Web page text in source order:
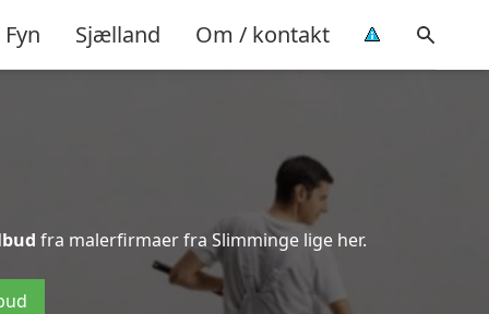
Fyn Sjælland Om / kontakt
fra malerfirmaer fra Slimminge lige her.